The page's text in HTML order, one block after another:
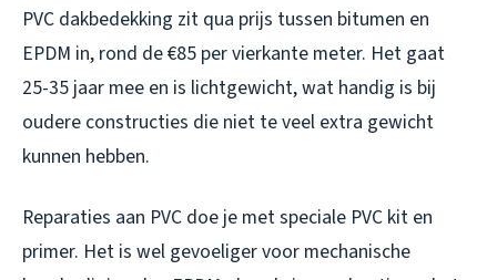
PVC dakbedekking zit qua prijs tussen bitumen en
EPDM in, rond de €85 per vierkante meter. Het gaat
25-35 jaar mee en is lichtgewicht, wat handig is bij
oudere constructies die niet te veel extra gewicht
kunnen hebben.
Reparaties aan PVC doe je met speciale PVC kit en
primer. Het is wel gevoeliger voor mechanische